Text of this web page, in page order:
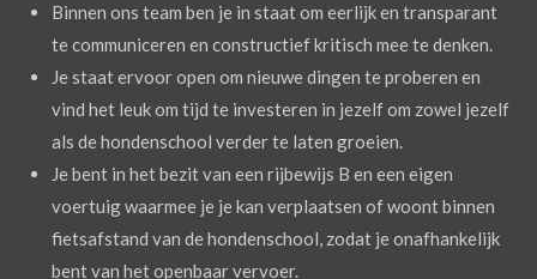
Binnen ons team ben je in staat om eerlijk en transparant
te communiceren en constructief kritisch mee te denken.
Je staat ervoor open om nieuwe dingen te proberen en
vind het leuk om tijd te investeren in jezelf om zowel jezelf
als de hondenschool verder te laten groeien.
Je bent in het bezit van een rijbewijs B en een eigen
voertuig waarmee je je kan verplaatsen of woont binnen
fietsafstand van de hondenschool, zodat je onafhankelijk
bent van het openbaar vervoer.